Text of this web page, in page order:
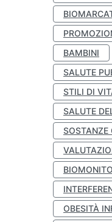
BAMBINI
SALUTE
STILI DI
SALUTE
SOSTANZE
OBESITÀ